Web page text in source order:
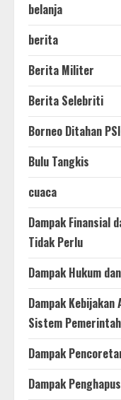
belanja
berita
Berita Militer
Berita Selebriti
Borneo Ditahan
Bulu Tangkis
cuaca
Dampak Finansial
Tidak Perlu
Dampak Hukum
Dampak
Sistem
Dampak
Dampak